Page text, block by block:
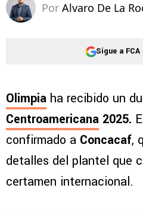
Por Alvaro De La
Sigue a
Olimpia ha recibido un
Centroamericana 2025.
confirmado a Concacaf,
detalles del plantel que
certamen internacional.